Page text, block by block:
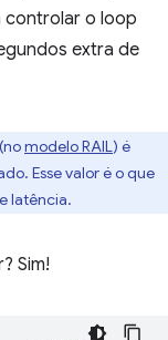
o loop
extra de
(nomodelo RAIL ) é
Esse valor é o que
latência.
Sim!